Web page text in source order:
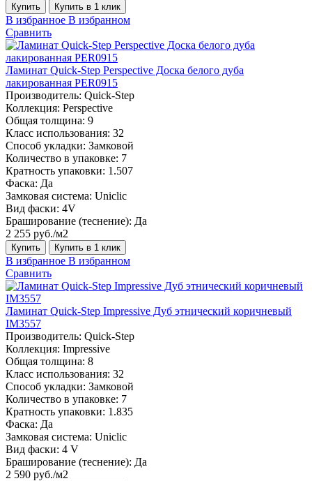
Купить Купить в 1 клик
В избранное В избранном
Сравнить
Ламинат Quick-Step Perspective Доска белого дуба
лакированная PER0915
Производитель: Quick-Step
Коллекция: Perspective
Общая толщина: 9
Класс использования: 32
Способ укладки: Замковой
Количество в упаковке: 7
Кратность упаковки: 1.507
Фаска: Да
Замковая система: Uniclic
Вид фаски: 4V
Браширование (теснение): Да
2 255 руб./м2
Купить Купить в 1 клик
В избранное В избранном
Сравнить
Ламинат Quick-Step Impressive Дуб этнический коричневый
IM3557
Производитель: Quick-Step
Коллекция: Impressive
Общая толщина: 8
Класс использования: 32
Способ укладки: Замковой
Количество в упаковке: 7
Кратность упаковки: 1.835
Фаска: Да
Замковая система: Uniclic
Вид фаски: 4 V
Браширование (теснение): Да
2 590 руб./м2